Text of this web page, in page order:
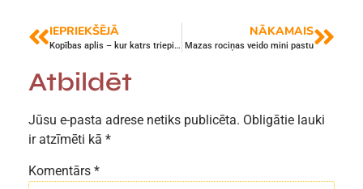
IEPRIEKŠĒJĀ
Kopības aplis – kur katrs triepiens ir svarīgs
NĀKAMAIS
Mazas rociņas veido mini pastu
Atbildēt
Jūsu e-pasta adrese netiks publicēta. Obligātie lauki
ir atzīmēti kā *
Komentārs *